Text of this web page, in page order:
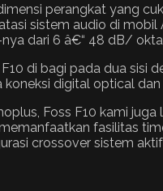
perangkat yang
sistem audio di
dari 6 â€“ 48 dB/
di bagi pada dua sisi
digital optical
Foss F10 kami
fasilitas
crossover sistem